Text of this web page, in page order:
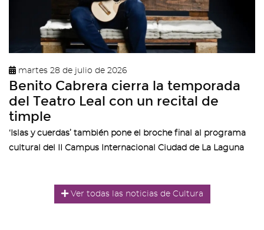
martes 28 de julio de 2026
Benito Cabrera cierra la temporada
del Teatro Leal con un recital de
timple
‘Islas y cuerdas’ también pone el broche final al programa
cultural del II Campus Internacional Ciudad de La Laguna
Ver todas las noticias de Cultura